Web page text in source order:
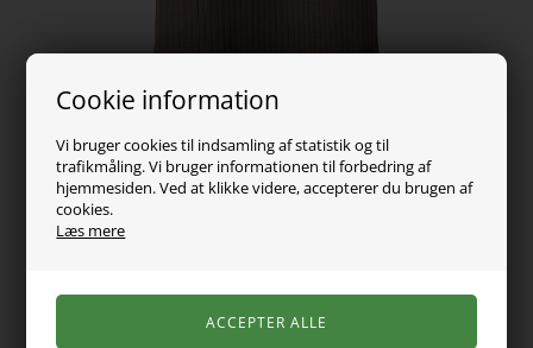
Cookie information
Vi bruger cookies til indsamling af statistik og til
trafikmåling. Vi bruger informationen til forbedring af
hjemmesiden. Ved at klikke videre, accepterer du brugen af
cookies.
Læs mere